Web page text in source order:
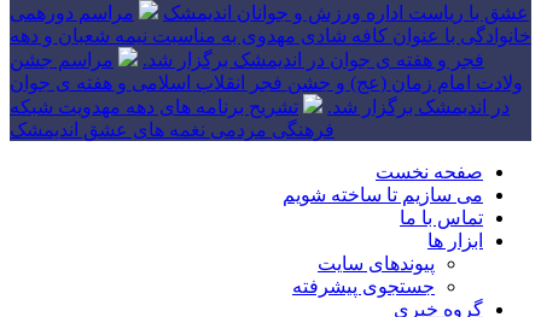
عشق با ریاست اداره ورزش و جوانان اندیمشک
مراسم دورهمی
خانوادگی با عنوان کافه شادی مهدوی به مناسبت نیمه شعبان و دهه
فجر و هفته ی جوان در اندیمشک برگزار شد.
مراسم جشن
ولادت امام زمان (عج) و جشن فجر انقلاب اسلامی و هفته ی جوان
در اندیمشک برگزار شد.
تشریح برنامه های دهه مهدویت شبکه
فرهنگی مردمی نغمه های عشق اندیمشک
صفحه نخست
می سازیم تا ساخته شویم
تماس با ما
ابزار ها
پیوندهای سایت
جستجوی پیشرفته
گروه خبری